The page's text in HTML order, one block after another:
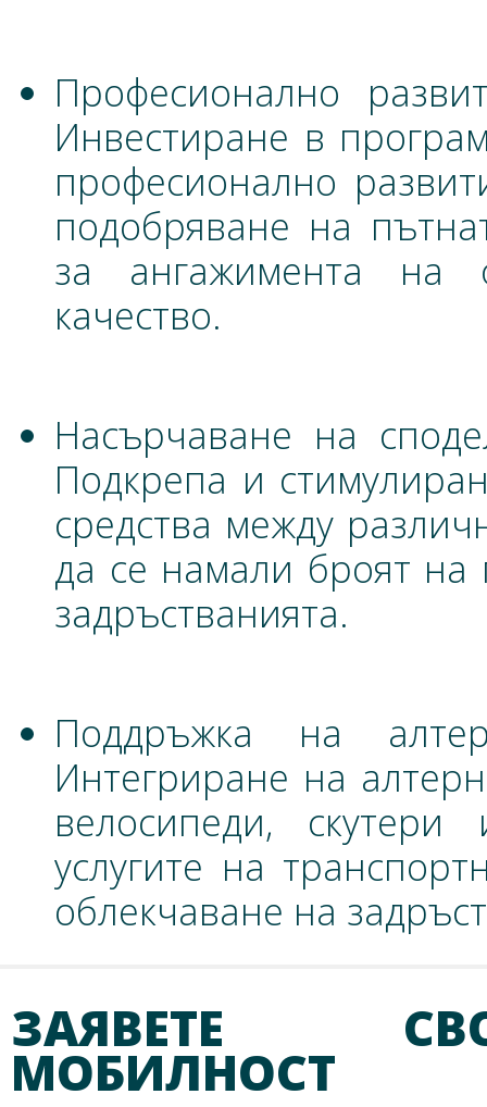
Професионално
Инвестиране в
професионално
подобряване на
за ангажимента на
качество.
Насърчаване на
Подкрепа и
средства между
да се намали броят на
задръстванията.
Поддръжка на
Интегриране на
велосипеди,
услугите на
облекчаване на
ЗАЯВЕТЕ
МОБИЛНОСТ